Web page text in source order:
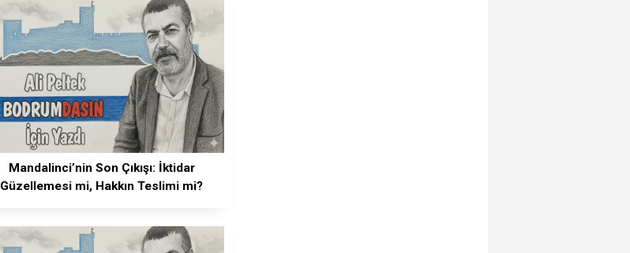
Mandalinci’nin Son Çıkışı: İktidar
Güzellemesi mi, Hakkın Teslimi mi?